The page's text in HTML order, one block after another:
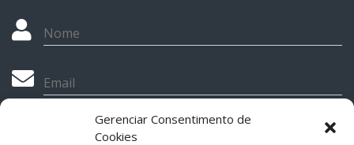
Gerenciar Consentimento de
Cookies
Nome
Email
Telefone